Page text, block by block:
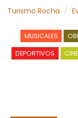
Turismo Rocha
MUSICALES
DEPORTIVOS CINE